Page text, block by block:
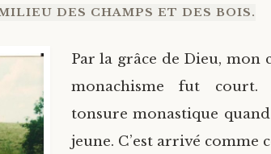
DES CHAMPS ET DES BOIS.
Par la grâce de Dieu, mon
monachisme fut court.
tonsure monastique quand
jeune. C’est arrivé comme